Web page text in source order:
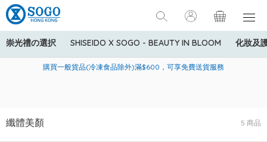
崇光禮の選択 SHISEIDO X SOGO - BEAUTY IN BLOOM 化妝及
美國運通Explorer®信用卡會員購物禮遇：高達5%簽賬回贈！
購買一般貨品(冷凍食品除外)滿$600，可享免費送貨服務
寄送中國內地服務只適用於指定商品，若訂單金額少於HK$600(折
纖體美顏 5 商品